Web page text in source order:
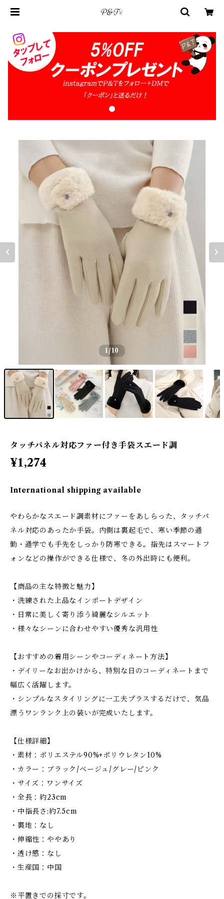
1 /10
タッチパネル対応ファー付き手袋スエード調
¥1,274
International shipping available
やわらかなスエード調素材にファーをあしらった、タッチパ
ネル対応のあったか手袋。内側は裏起毛で、寒い季節の通
勤・通学でも手先をしっかり防寒できる。指先はスマートフ
ォンなどの操作ができる仕様で、冬の外出時にも便利。
【商品の主な特徴と魅力】
・洗練された上品なインポートデザイン
・日常に美しく寄り添う綺麗なシルエット
・様々なシーンに合わせやすい優秀な汎用性
【おすすめの着用シーンやコーディネート方法】
・デイリーなお出かけから、特別な日のコーディネートまで
幅広く活躍します。
・シンプルなスタイリングに一工夫プラスするだけで、気品
漂うワンランク上の装いが完成いたします。
【仕様詳細】
・素材：ポリエステル90%+ポリウレタン10%
・カラー：ブラック/ベージュ/グレー/ピンク
・サイズ：ワンサイズ
・全長：約23cm
・中指長さ:約7.5cm
・裏地：なし
・伸縮性：ややあり
・透け感：なし
・生産国：中国
※平置きでの採寸です。